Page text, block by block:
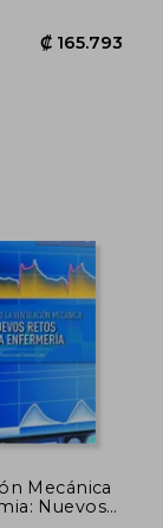
Mecánica